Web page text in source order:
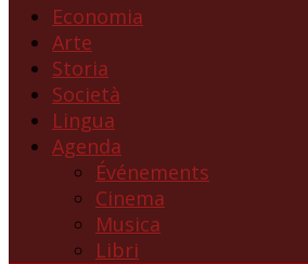
Economia
Arte
Storia
Società
Lingua
Agenda
Événements
Cinema
Musica
Libri